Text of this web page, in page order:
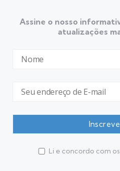
Assine o nosso
atualizações
Li e concordo com